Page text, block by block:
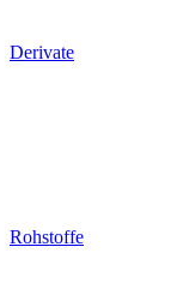
Derivate
Rohstoffe